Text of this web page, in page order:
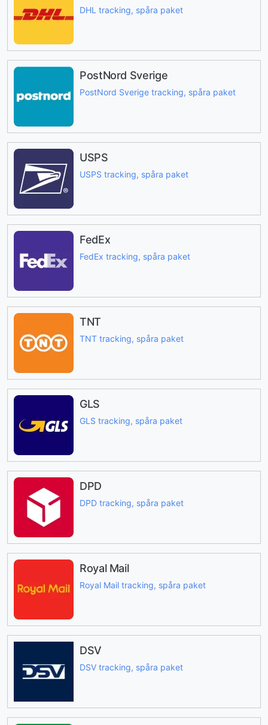
DHL tracking, spåra paket
PostNord Sverige
PostNord Sverige tracking, spåra paket
USPS
USPS tracking, spåra paket
FedEx
FedEx tracking, spåra paket
TNT
TNT tracking, spåra paket
GLS
GLS tracking, spåra paket
DPD
DPD tracking, spåra paket
Royal Mail
Royal Mail tracking, spåra paket
DSV
DSV tracking, spåra paket